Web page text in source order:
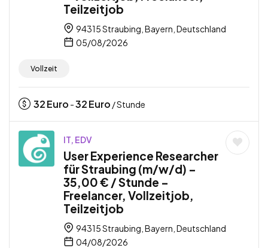
Teilzeitjob
94315 Straubing, Bayern, Deutschland
05/08/2026
Vollzeit
32Euro -32Euro / Stunde
IT, EDV
User Experience Researcher
für Straubing (m/w/d) –
35,00 € / Stunde –
Freelancer, Vollzeitjob,
Teilzeitjob
94315 Straubing, Bayern, Deutschland
04/08/2026